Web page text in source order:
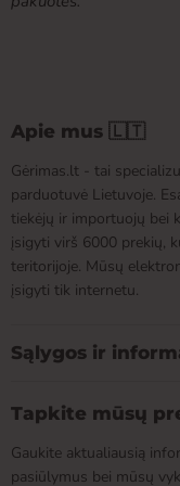
Apie mus 🇱🇹
Gėrimas.lt - tai
parduotuvė Lietuvoje.
tiekėjų ir importuojų bei
įsigyti virš 6000 prekių,
teritorijoje. Mūsų
įsigyti tik internetu.
Sąlygos ir
Tapkite mūsų
Gaukite aktualiausią
pasiūlymus bei mūsų